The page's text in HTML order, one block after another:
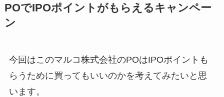
POでIPOポイントがもらえるキャンペー
ン
今回はこのマルコ株式会社のPOはIPOポイントも
らうために買ってもいいのかを考えてみたいと思
います。